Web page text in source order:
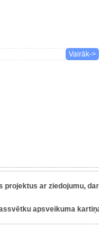
Vairāk->
projektus ar ziedojumu,
apsveikuma